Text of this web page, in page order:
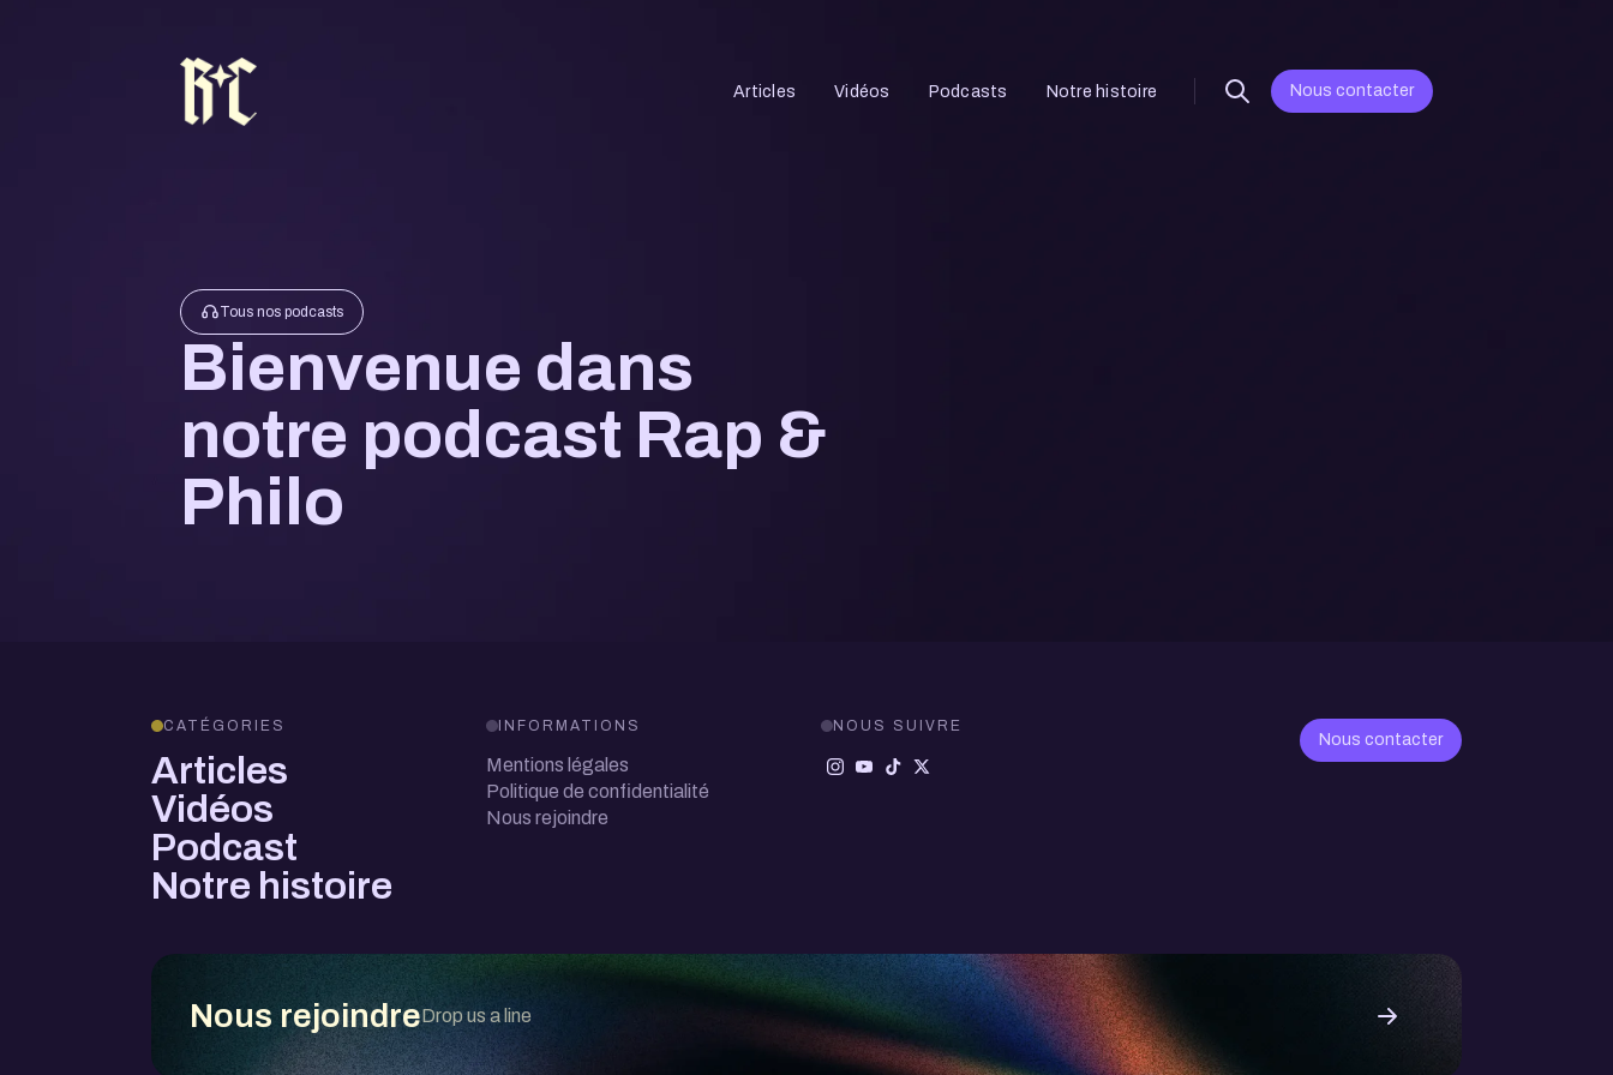
Articles Vidéos Podcasts Notre histoire Nous contacter
Tous nos podcasts
Bienvenue dans
notre podcast Rap &
Philo
CATÉGORIES
Articles
Vidéos
Podcast
Notre histoire
INFORMATIONS
Mentions légales
Politique de confidentialité
Nous rejoindre
NOUS SUIVRE
Nous contacter
Nous rejoindreDrop us a line